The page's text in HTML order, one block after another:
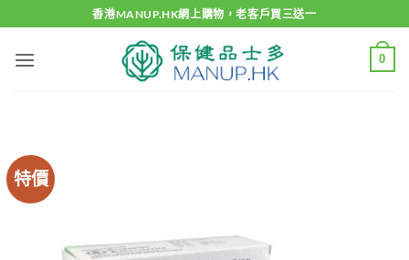
to
content
香港MANUP.HK網上購物，老客戶買三送一
0
特價